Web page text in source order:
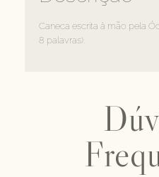
Caneca escrita à mão pela
8 palavras).